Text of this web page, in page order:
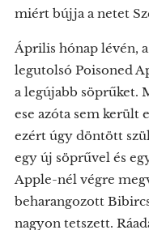
miért bújja a netet
Április hónap lévén,
legutolsó Poisoned
a legújabb söprűket.
ese azóta sem került
ezért úgy döntött
egy új söprűvel és
Apple-nél végre
beharangozott
nagyon tetszett.